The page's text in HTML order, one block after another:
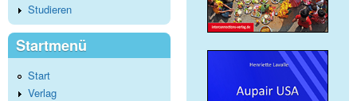
Studieren
Startmenü
Start
Verlag